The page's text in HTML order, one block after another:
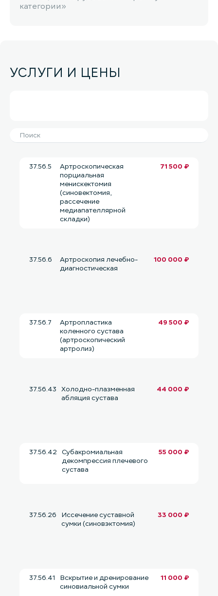
категории»
УСЛУГИ И ЦЕНЫ
37.56.5
Артроскопическая
порциальная
менискектомия
(синовектомия,
рассечение
медиапателлярной
складки)
71 500 ₽
37.56.6
Артроскопия лечебно-
диагностическая
100 000 ₽
37.56.7
Артропластика
коленного сустава
(артроскопический
артролиз)
49 500 ₽
37.56.43 Холодно-плазменная
абляция сустава
44 000 ₽
37.56.42 Субакромиальная
декомпрессия плечевого
сустава
55 000 ₽
37.56.26
Иссечение суставной
сумки (синовэктомия)
33 000 ₽
37.56.41
Вскрытие и дренирование
синовиальной сумки
11 000 ₽